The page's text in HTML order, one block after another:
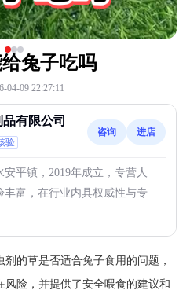
兔子吃吗
04-09 22:27:11
有限公司
验
咨询 进店
平镇，2019年成立，专营人
富，在行业内具权威性与专
的草是否适合兔子食用的问题，
险，并提供了安全喂食的建议和